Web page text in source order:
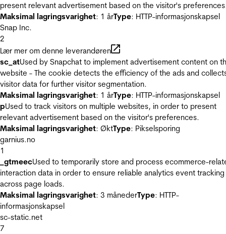
present relevant advertisement based on the visitor's
Maksimal lagringsvarighet: 1 årType: HTTP-informasjonskapsel
Snap Inc.
2
Lær mer om denne leverandøren
sc_atUsed by Snapchat to implement advertisement content on
website - The cookie detects the efficiency of the ads and
visitor data for further visitor segmentation.
Maksimal lagringsvarighet: 1 årType: HTTP-informasjonskapsel
pUsed to track visitors on multiple websites, in order to present
relevant advertisement based on the visitor's preferences.
Maksimal lagringsvarighet: ØktType: Pikselsporing
garnius.no
1
_gtmeecUsed to temporarily store and process ecommerce-
interaction data in order to ensure reliable analytics event tracking
across page loads.
Maksimal lagringsvarighet: 3 månederType: HTTP-
informasjonskapsel
sc-static.net
7